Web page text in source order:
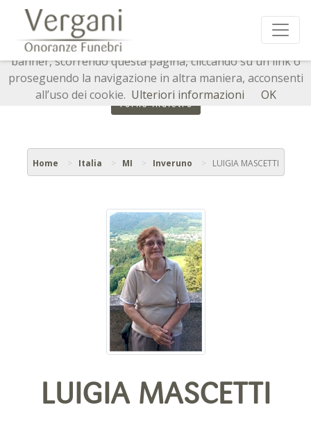
Torna indietro
Home Italia MI Inveruno LUIGIA MASCETTI
LUIGIA MASCETTI
Questo sito o gli strumenti terzi da questo utilizzati si
avvalgono di cookie necessari al funzionamento ed utili
alle finalità illustrate nella cookie policy. Chiudendo questo
banner, scorrendo questa pagina, cliccando su un link o
proseguendo la navigazione in altra maniera, acconsenti
all’uso dei cookie. Ulteriori informazioni OK